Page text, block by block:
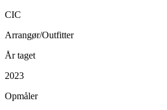
CIC
Arrangør/Outfitter
År taget
2023
Opmåler